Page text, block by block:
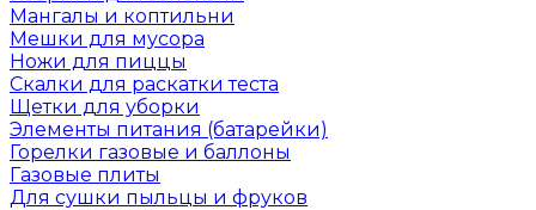
Мангалы и коптильни
Мешки для мусора
Ножи для пиццы
Скалки для раскатки теста
Щетки для уборки
Элементы питания (батарейки)
Горелки газовые и баллоны
Газовые плиты
Для сушки пыльцы и фруков